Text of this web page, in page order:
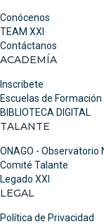
Conócenos
TEAM XXI
Contáctanos
ACADEMÍA
Inscribete
Escuelas de Formación
BIBLIOTECA DIGITAL
TALANTE
ONAGO - Observatorio
Comité Talante
Legado XXI
LEGAL
Política de Privacidad